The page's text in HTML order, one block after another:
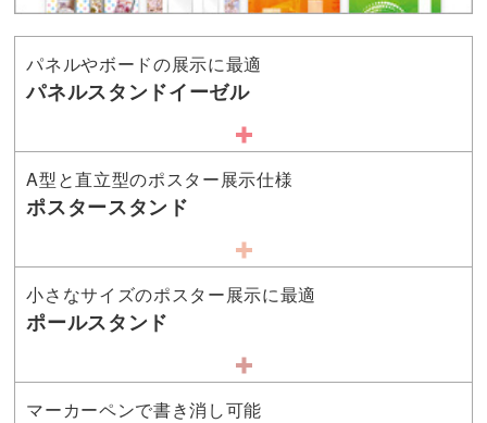
パネルやボードの展示に最適
パネルスタンドイーゼル
A型と直立型のポスター展示仕様
ポスタースタンド
小さなサイズのポスター展示に最適
ポールスタンド
マーカーペンで書き消し可能